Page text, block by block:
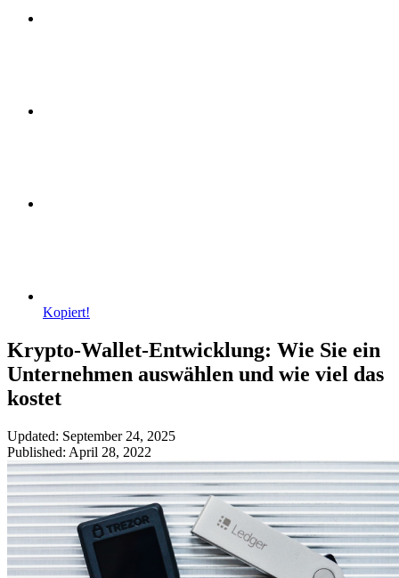
Kopiert!
Krypto-Wallet-Entwicklung: Wie Sie ein
Unternehmen auswählen und wie viel das
kostet
Updated: September 24, 2025
Published: April 28, 2022